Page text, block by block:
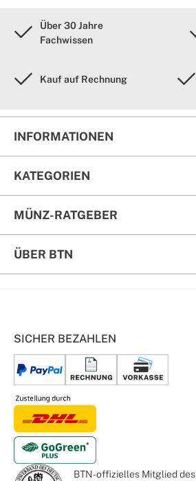
Über 30 Jahre
Fachwissen
Kauf auf Rechnung
INFORMATIONEN
KATEGORIEN
MÜNZ-RATGEBER
ÜBER BTN
SICHER BEZAHLEN
BTN - offizielles Mitglied des